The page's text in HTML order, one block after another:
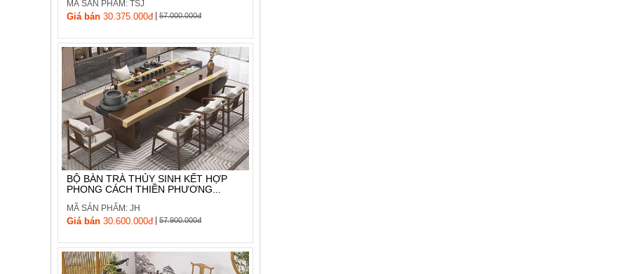
MÃ SẢN PHẨM: TSJ
Giá bán 30.375.000đ| 57.000.000đ
BỘ BÀN TRÀ THỦY SINH KẾT HỢP
PHONG CÁCH THIỀN PHƯƠNG...
MÃ SẢN PHẨM: JH
Giá bán 30.600.000đ| 57.900.000đ